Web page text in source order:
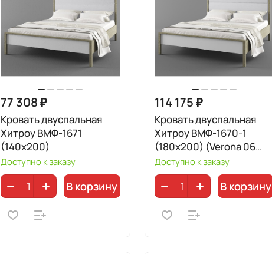
77 308 ₽
Кровать двуспальная
Хитроу ВМФ-1671
(140x200)
Доступно к заказу
В корзину
114 175 ₽
Кровать двуспальная
Хитроу ВМФ-1670-1
(180x200) (Verona 06
Light Grey)
Доступно к заказу
В корзину